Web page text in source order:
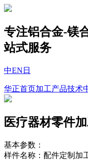
专注铝合金-镁
站式服务
中EN 日
华正首页加工产品技术
医疗器材零件
基本参数：
样件名称：配件定制加